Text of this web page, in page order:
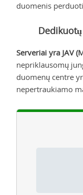
duomenis
Serveriai yra JAV
nepriklausomų
duomenų centre
nepertraukiamo